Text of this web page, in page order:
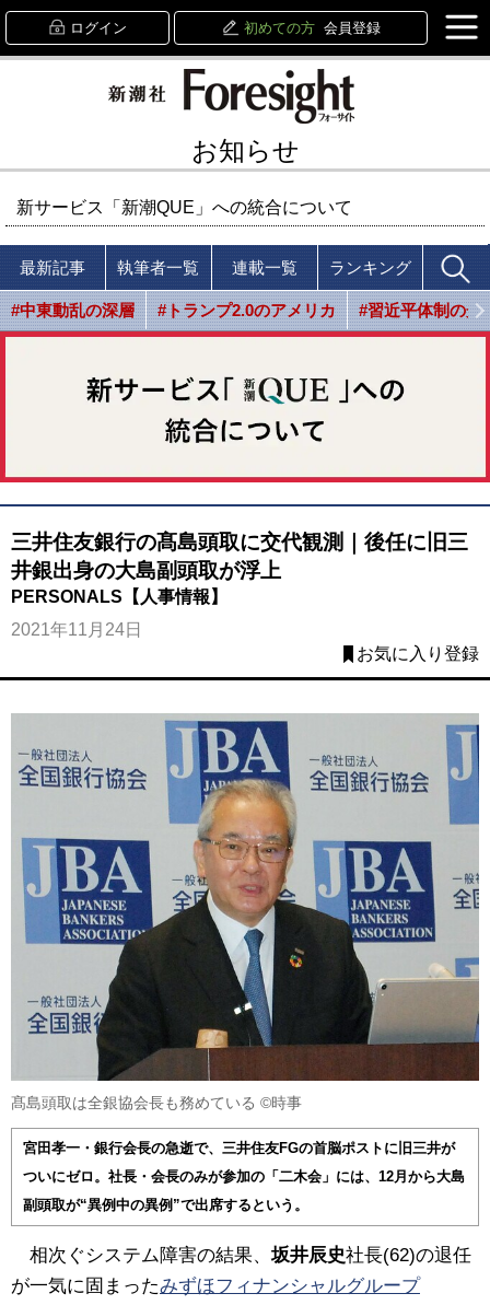
ログイン 初めての方 会員登録
お知らせ
新サービス「新潮QUE」への統合について
最新記事 執筆者一覧 連載一覧 ランキング
#中東動乱の深層 #トランプ2.0のアメリカ #習近平体制の光
三井住友銀行の髙島頭取に交代観測｜後任に旧三
井銀出身の大島副頭取が浮上
PERSONALS【人事情報】
2021年11月24日
お気に入り登録
髙島頭取は全銀協会長も務めている ©︎時事
宮田孝一・銀行会長の急逝で、三井住友FGの首脳ポストに旧三井が
ついにゼロ。社長・会長のみが参加の「二木会」には、12月から大島
副頭取が“異例中の異例”で出席するという。
相次ぐシステム障害の結果、 坂井辰史社長(62)の退任
が一気に固まったみずほフィナンシャルグループ